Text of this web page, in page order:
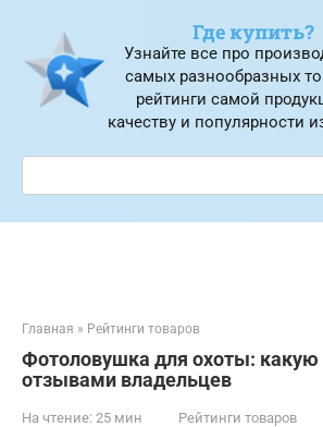
контенту
Где купить?
Узнайте все про
самых разнообразных
рейтинги самой
качеству и популярности
Поиск:
Главная » Рейтинги товаров
Фотоловушка для охоты: какую
отзывами владельцев
На чтение: 25 мин Рейтинги товаров